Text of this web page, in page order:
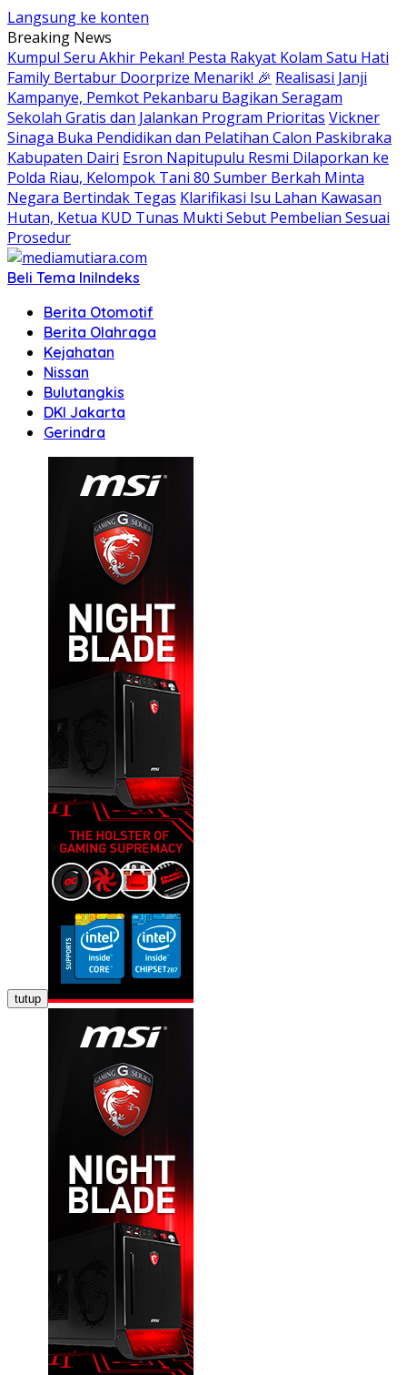
Langsung ke konten
Breaking News
Kumpul Seru Akhir Pekan! Pesta Rakyat Kolam Satu Hati
Family Bertabur Doorprize Menarik! 🎉 Realisasi Janji
Kampanye, Pemkot Pekanbaru Bagikan Seragam
Sekolah Gratis dan Jalankan Program Prioritas Vickner
Sinaga Buka Pendidikan dan Pelatihan Calon Paskibraka
Kabupaten Dairi Esron Napitupulu Resmi Dilaporkan ke
Polda Riau, Kelompok Tani 80 Sumber Berkah Minta
Negara Bertindak Tegas Klarifikasi Isu Lahan Kawasan
Hutan, Ketua KUD Tunas Mukti Sebut Pembelian Sesuai
Prosedur
Beli Tema IniIndeks
Berita Otomotif
Berita Olahraga
Kejahatan
Nissan
Bulutangkis
DKI Jakarta
Gerindra
tutup